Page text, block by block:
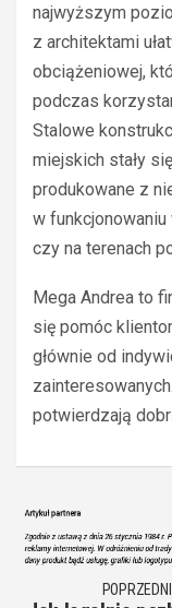
najwyższym
z architektami
obciążeniowej,
podczas
Stalowe
miejskich stały
produkowane z
w
czy na terenach
Mega Andrea to
się pomóc
głównie od
potwierdzają